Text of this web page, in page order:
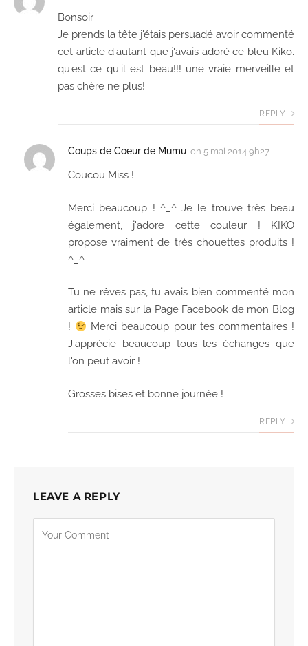
Bonsoir
Je prends la tête j'étais persuadé avoir commenté
cet article d'autant que j'avais adoré ce bleu Kiko.
qu'est ce qu'il est beau!!! une vraie merveille et
pas chère ne plus!
REPLY
Coups de Coeur de Mumu on 5 mai 2014 9h27
Coucou Miss !
Merci beaucoup ! ^_^ Je le trouve très beau
également, j'adore cette couleur ! KIKO
propose vraiment de très chouettes produits !
^_^
Tu ne rêves pas, tu avais bien commenté mon
article mais sur la Page Facebook de mon Blog
!
Merci beaucoup pour tes commentaires !
J'apprécie beaucoup tous les échanges que
l'on peut avoir !
Grosses bises et bonne journée !
REPLY
LEAVE A REPLY